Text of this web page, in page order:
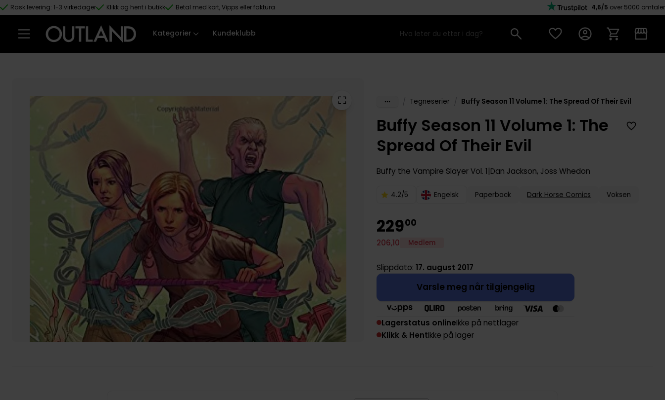
Hopp til hovedinnhold
Rask levering: 1-3 virkedager Klikk og hent i butikk Betal med kort, Vipps eller faktura 4,6/5 over 5000 omtaler
Kategorier Kundeklubb
Tegneserier Buffy Season 11 Volume 1: The Spread Of Their Evil
Buffy Season 11 Volume 1: The
Spread Of Their Evil
Buffy the Vampire SlayerVol. 1 Dan Jackson, Joss Whedon
4.2/5 Engelsk Paperback Dark Horse Comics Voksen
22900
206,10 Medlem
Slippdato:17. august 2017
Varsle meg når tilgjengelig
Lagerstatus onlineIkke på nettlager
Klikk & HentIkke på lager